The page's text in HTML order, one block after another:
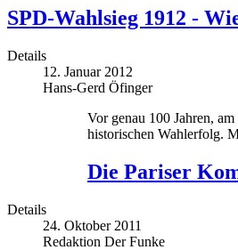
SPD-Wahlsieg 1912 -
Details
12. Januar 2012
Hans-Gerd Öfinger
Vor genau 100 Jahren,
historischen Wahlerfolg.
Die Pariser
Details
24. Oktober 2011
Redaktion Der Funke